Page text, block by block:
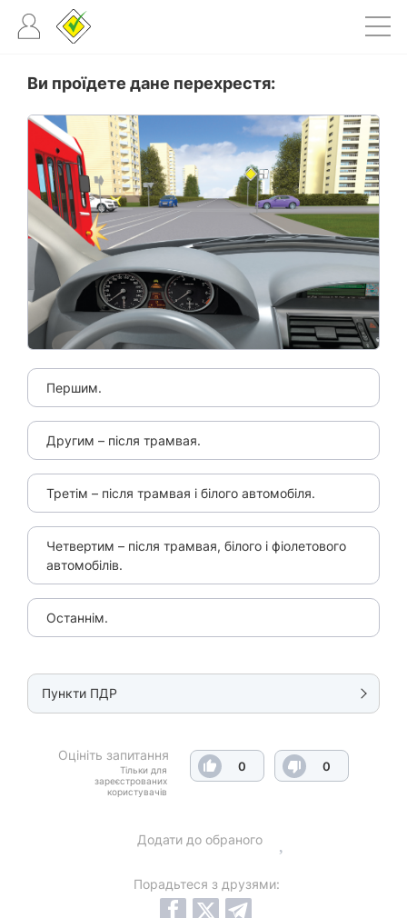
Ви проїдете дане перехрестя:
Першим.
Другим – після трамвая.
Третім – після трамвая і білого автомобіля.
Четвертим – після трамвая, білого і фіолетового
автомобілів.
Останнім.
Пункти ПДР
Оцініть запитання
Тільки для
зареєстрованих
користувачів
0 0
Додати до обраного
Порадьтеся з друзями: